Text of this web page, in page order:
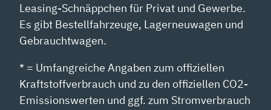
Leasing-Schnäppchen für Privat und Gewerbe.
Es gibt Bestellfahrzeuge, Lagerneuwagen und
Gebrauchtwagen.
* = Umfangreiche Angaben zum offiziellen
Kraftstoffverbrauch und zu den offiziellen CO2-
Emissionswerten und ggf. zum Stromverbrauch